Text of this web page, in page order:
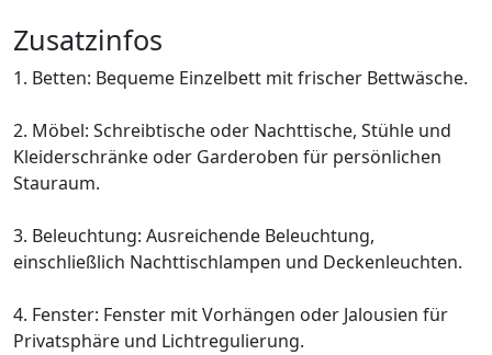
Zusatzinfos
1. Betten: Bequeme Einzelbett mit frischer Bettwäsche.
2. Möbel: Schreibtische oder Nachttische, Stühle und
Kleiderschränke oder Garderoben für persönlichen
Stauraum.
3. Beleuchtung: Ausreichende Beleuchtung,
einschließlich Nachttischlampen und Deckenleuchten.
4. Fenster: Fenster mit Vorhängen oder Jalousien für
Privatsphäre und Lichtregulierung.